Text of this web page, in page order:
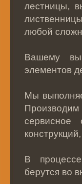
лестницы,
любой
Вашему
элементов
Мы
сервисное
В
берутся во